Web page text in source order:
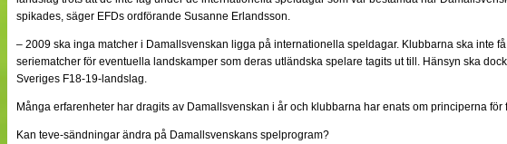
Cuper
Medlemsbilder
Till klubbkassan
Om oss
Split vision
spikades, säger EFDs ordförande Susanne Erlandsson.
– 2009 ska inga matcher i Damallsvenskan ligga på internationella speldagar. Klubbarna ska inte
seriematcher för eventuella landskamper som deras utländska spelare tagits ut till. Hänsyn ska
Sveriges F18-19-landslag.
Många erfarenheter har dragits av Damallsvenskan i år och klubbarna har enats om principerna för
Kan teve-sändningar ändra på Damallsvenskans spelprogram?